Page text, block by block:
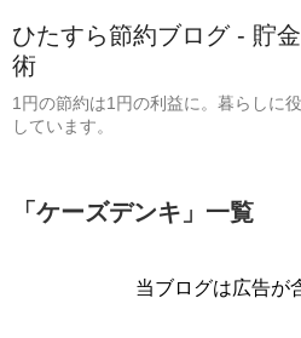
ひたすら節約ブログ - 貯
術
1円の節約は1円の利益に。暮らしに
しています。
「 ケーズデンキ 」 一覧
当ブログは広告が